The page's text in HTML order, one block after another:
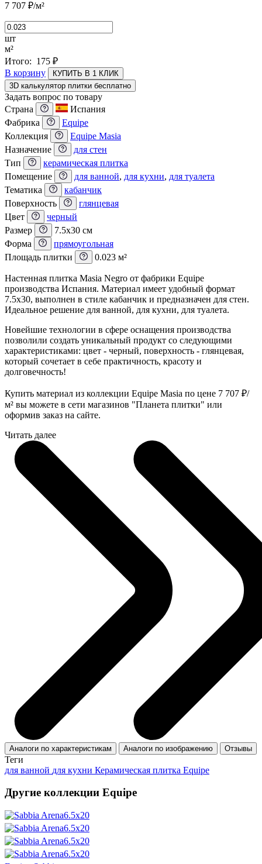
7 707 ₽/м²
шт
м²
Итого: 175 ₽
В корзину
КУПИТЬ В 1 КЛИК
3D калькулятор плитки бесплатно
Задать вопрос по товару
Страна
Испания
Фабрика
Equipe
Коллекция
Equipe Masia
Назначение
для стен
Тип
керамическая плитка
Помещение
для ванной, для кухни, для туалета
Тематика
кабанчик
Поверхность
глянцевая
Цвет
черный
Размер
7.5x30 см
Форма
прямоугольная
Площадь плитки
0.023 м²
Настенная плитка Masia Negro от фабрики Equipe
производства Испания. Материал имеет удобный формат
7.5x30, выполнен в стиле кабанчик и предназначен для стен.
Идеальное решение для ванной, для кухни, для туалета.
Новейшие технологии в сфере оснащения производства
позволили создать уникальный продукт со следующими
характеристиками: цвет - черный, поверхность - глянцевая,
который сочетает в себе практичность, красоту и
долговечность!
Купить материал из коллекции Equipe Masia по цене 7 707 ₽/
м² вы можете в сети магазинов "Планета плитки" или
оформив заказ на сайте.
Читать далее
Аналоги по характеристикам Аналоги по изображению Отзывы
Теги
для ванной для кухни Керамическая плитка Equipe
Другие коллекции Equipe